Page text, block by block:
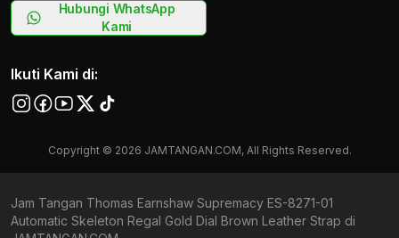
Hubungi WhatsApp
Kami
Ikuti Kami di:
Copyright © 2026 JAMTANGAN.COM, All Rights Reserved.
Jam Tangan Thomas Earnshaw Supremacy ES-8271-01
Automatic Skeleton Regal Gold Dial Brown Leather Strap di